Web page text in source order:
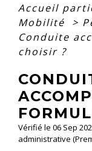
Accueil
Mobilité
>
Conduite
choisir ?
Vérifié le 06 Sep
administrative